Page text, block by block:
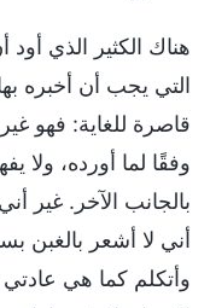
هناك الكثير الذي أود
التي يجب أن أخبره
قاصرة للغاية: فهو
وفقًا لما أورده، ولا
بالجانب الآخر. غير
أني لا أشعر بالغبن
وأتكلم كما هي